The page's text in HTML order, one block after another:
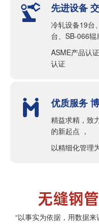
 先进设备
冷轧设备19台
台、SB-066辊
ASME产品认
认证
 优质服务
精益求精，致
的新起点 ，
以精细化管理
无缝钢
“以事实为依据，用数据